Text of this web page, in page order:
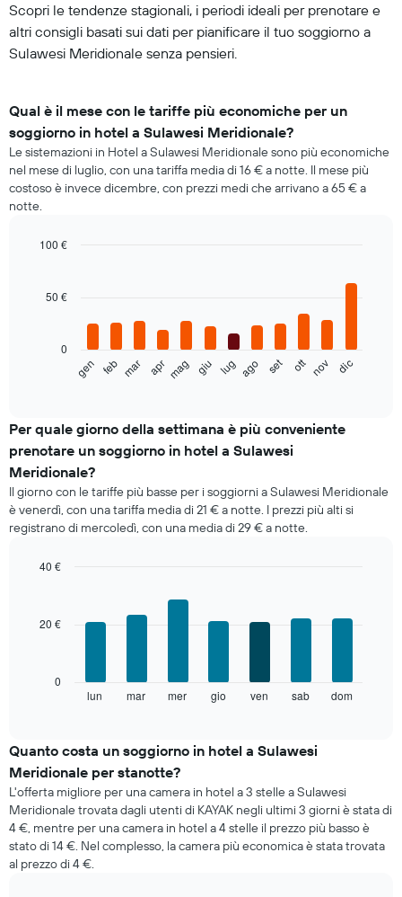
Scopri le tendenze stagionali, i periodi ideali per prenotare e
altri consigli basati sui dati per pianificare il tuo soggiorno a
Sulawesi Meridionale senza pensieri.
Qual è il mese con le tariffe più economiche per un
soggiorno in hotel a Sulawesi Meridionale?
Le sistemazioni in Hotel a Sulawesi Meridionale sono più economiche
nel mese di luglio, con una tariffa media di 16 € a notte. Il mese più
costoso è invece dicembre, con prezzi medi che arrivano a 65 € a
notte.
with
seguente
il
prezzo
medio
di
una
camera
ogni
asse
indicare
grafico
ha
1
asse
Y
a
indicare
il
gen feb mar apr mag giu lug ago set ott nov dic
0
50 €
100 €
Per quale giorno della settimana è più conveniente
prenotare un soggiorno in hotel a Sulawesi
Meridionale?
Il giorno con le tariffe più basse per i soggiorni a Sulawesi Meridionale
è venerdì, con una tariffa media di 21 € a notte. I prezzi più alti si
registrano di mercoledì, con una media di 29 € a notte.
il
prezzo
medio
di
una
camera
per
ogni
lun mar mer gio ven sab dom
0
20 €
40 €
Quanto costa un soggiorno in hotel a Sulawesi
Meridionale per stanotte?
L'offerta migliore per una camera in hotel a 3 stelle a Sulawesi
Meridionale trovata dagli utenti di KAYAK negli ultimi 3 giorni è stata di
4 €, mentre per una camera in hotel a 4 stelle il prezzo più basso è
stato di 14 €. Nel complesso, la camera più economica è stata trovata
al prezzo di 4 €.